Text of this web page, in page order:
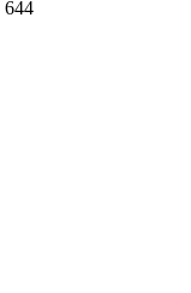
644